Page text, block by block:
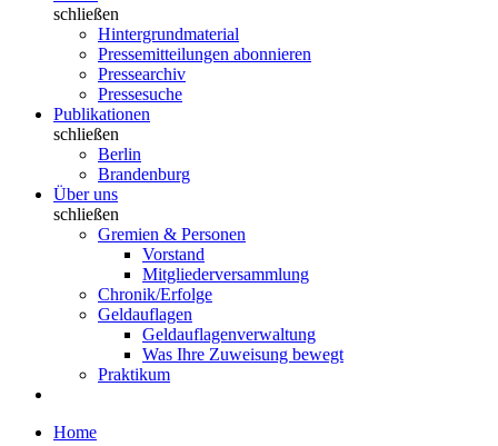
schließen
Hintergrundmaterial
Pressemitteilungen abonnieren
Pressearchiv
Pressesuche
Publikationen
schließen
Berlin
Brandenburg
Über uns
schließen
Gremien & Personen
Vorstand
Mitgliederversammlung
Chronik/Erfolge
Geldauflagen
Geldauflagenverwaltung
Was Ihre Zuweisung bewegt
Praktikum
Home